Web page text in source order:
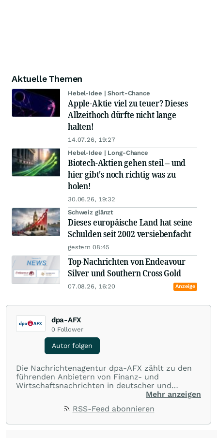
Aktuelle Themen
Hebel-Idee | Short-Chance
Apple-Aktie viel zu teuer? Dieses
Allzeithoch dürfte nicht lange
halten!
14.07.26, 19:27
Hebel-Idee | Long-Chance
Biotech-Aktien gehen steil – und
hier gibt's noch richtig was zu
holen!
30.06.26, 19:32
Schweiz glänzt
Dieses europäische Land hat seine
Schulden seit 2002 versiebenfacht
gestern 08:45
Top-Nachrichten von Endeavour
Silver und Southern Cross Gold
07.08.26, 16:20 Anzeige
dpa-AFX
0 Follower
Autor folgen
Die Nachrichtenagentur dpa-AFX zählt zu den
führenden Anbietern von Finanz- und
Wirtschaftsnachrichten in deutscher und
englischer Sprache. Gestützt auf ein
dpa-AFX unabhängig, zuverlässig und schnell
Mehr anzeigen
RSS-Feed abonnieren